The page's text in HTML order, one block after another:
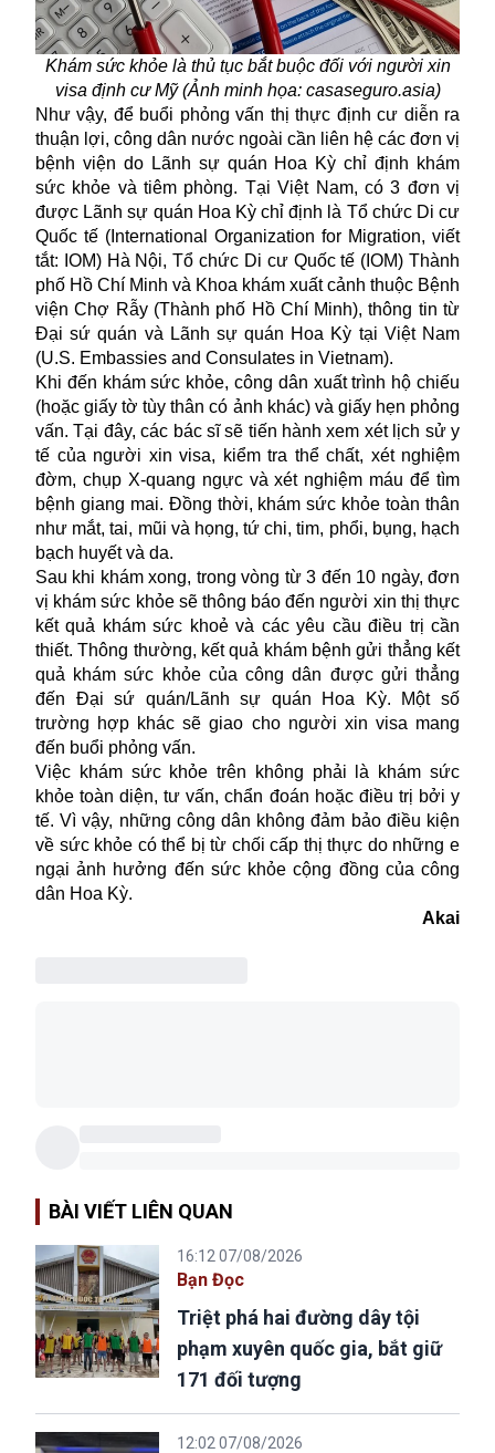
Khám sức khỏe là thủ tục bắt buộc đối với người xin
visa định cư Mỹ (Ảnh minh họa: casaseguro.asia)
Như vậy, để buổi phỏng vấn thị thực định cư diễn ra
thuận lợi, công dân nước ngoài cần liên hệ các đơn vị
bệnh viện do Lãnh sự quán Hoa Kỳ chỉ định khám
sức khỏe và tiêm phòng. Tại Việt Nam, có 3 đơn vị
được Lãnh sự quán Hoa Kỳ chỉ định là Tổ chức Di cư
Quốc tế (International Organization for Migration, viết
tắt: IOM) Hà Nội, Tổ chức Di cư Quốc tế (IOM) Thành
phố Hồ Chí Minh và Khoa khám xuất cảnh thuộc Bệnh
viện Chợ Rẫy (Thành phố Hồ Chí Minh), thông tin từ
Đại sứ quán và Lãnh sự quán Hoa Kỳ tại Việt Nam
(U.S. Embassies and Consulates in Vietnam).
Khi đến khám sức khỏe, công dân xuất trình hộ chiếu
(hoặc giấy tờ tùy thân có ảnh khác) và giấy hẹn phỏng
vấn. Tại đây, các bác sĩ sẽ tiến hành xem xét lịch sử y
tế của người xin visa, kiểm tra thể chất, xét nghiệm
đờm, chụp X-quang ngực và xét nghiệm máu để tìm
bệnh giang mai. Đồng thời, khám sức khỏe toàn thân
như mắt, tai, mũi và họng, tứ chi, tim, phổi, bụng, hạch
bạch huyết và da.
Sau khi khám xong, trong vòng từ 3 đến 10 ngày, đơn
vị khám sức khỏe sẽ thông báo đến người xin thị thực
kết quả khám sức khoẻ và các yêu cầu điều trị cần
thiết. Thông thường, kết quả khám bệnh gửi thẳng kết
quả khám sức khỏe của công dân được gửi thẳng
đến Đại sứ quán/Lãnh sự quán Hoa Kỳ. Một số
trường hợp khác sẽ giao cho người xin visa mang
đến buổi phỏng vấn.
Việc khám sức khỏe trên không phải là khám sức
khỏe toàn diện, tư vấn, chẩn đoán hoặc điều trị bởi y
tế. Vì vậy, những công dân không đảm bảo điều kiện
về sức khỏe có thể bị từ chối cấp thị thực do những e
ngại ảnh hưởng đến sức khỏe cộng đồng của công
dân Hoa Kỳ.
Akai
BÀI VIẾT LIÊN QUAN
16:12 07/08/2026
Bạn Đọc
Triệt phá hai đường dây tội
phạm xuyên quốc gia, bắt giữ
171 đối tượng
12:02 07/08/2026